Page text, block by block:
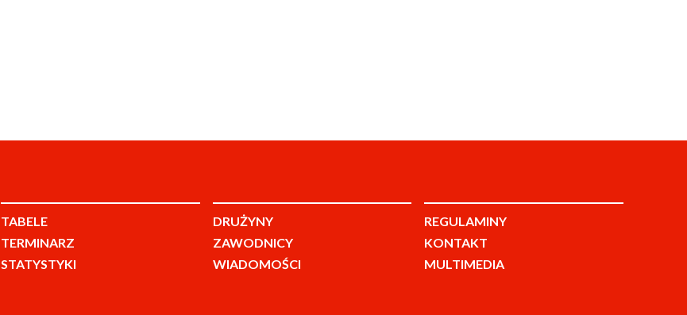
TABELE
TERMINARZ
STATYSTYKI
DRUŻYNY
ZAWODNICY
WIADOMOŚCI
REGULAMINY
KONTAKT
MULTIMEDIA